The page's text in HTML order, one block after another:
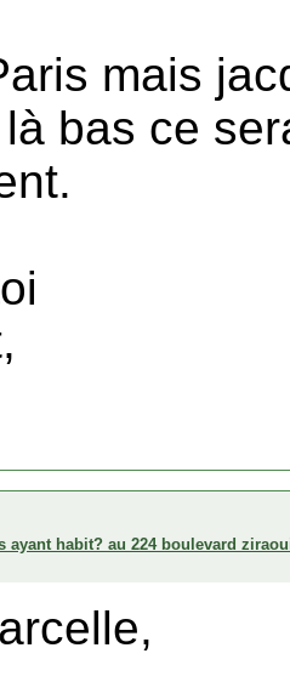
mais
bas ce
ayant habit? au 224 boulevard